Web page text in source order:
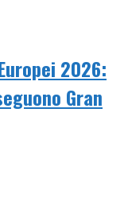
2026:
Gran